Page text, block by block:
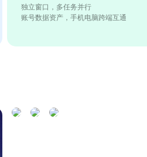
独立窗口，多任务并行
账号数据资产，手机电脑跨端互通